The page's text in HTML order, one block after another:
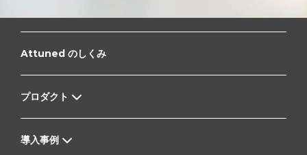
Attuned のしくみ
プロダクト
導入事例